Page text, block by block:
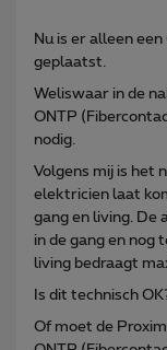
Nu is er alleen
geplaatst.
Weliswaar in de
ONTP
nodig.
Volgens mij is het
elektricien laat
gang en living. De
in de gang en nog
living bedraagt
Is dit technisch
Of moet de